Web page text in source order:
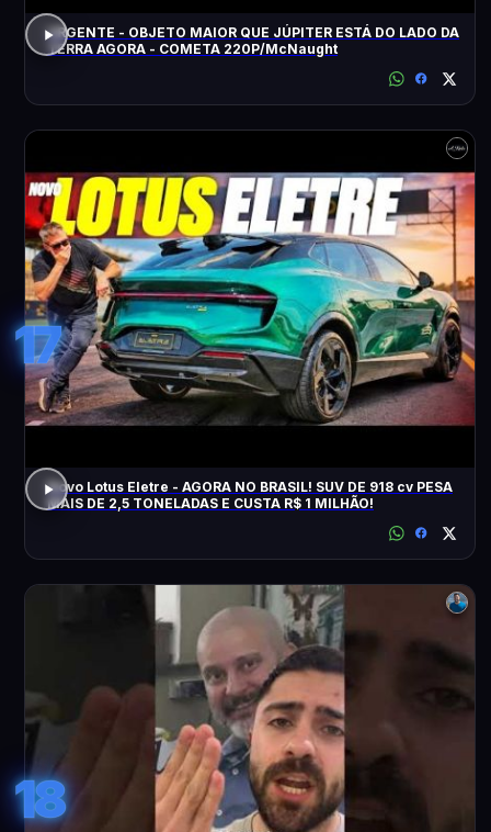
URGENTE - OBJETO MAIOR QUE JÚPITER ESTÁ DO LADO DA
TERRA AGORA - COMETA 220P/McNaught
17
Novo Lotus Eletre - AGORA NO BRASIL! SUV DE 918 cv PESA
MAIS DE 2,5 TONELADAS E CUSTA R$ 1 MILHÃO!
18